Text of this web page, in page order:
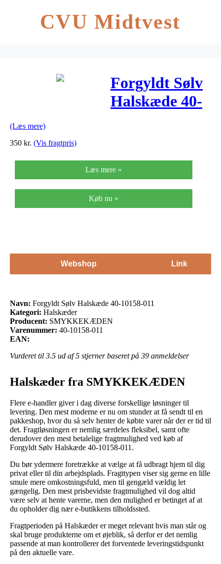
CVU Midtvest
Forgyldt Sølv
Halskæde 40-
(Læs mere)
350 kr. (Vis fragtpris)
Læs mere »
Køb nu »
Webshop Link
Navn: Forgyldt Sølv Halskæde 40-10158-011
Kategori: Halskæder
Producent: SMYKKEKÆDEN
Varenummer: 40-10158-011
EAN:
Vurderet til 3.5 ud af 5 stjerner baseret på 39 anmeldelser
Halskæder fra SMYKKEKÆDEN
Flere e-handler giver i dag diverse forskellige løsninger til
levering. Den mest moderne er nu om stunder at få sendt til en
pakkeshop, hvor du så selv henter de købte varer når der er tid til
det. Fragtløsningen er nemlig særdeles fleksibel, samt ofte
derudover den mest betalelige fragtmulighed ved køb af
Forgyldt Sølv Halskæde 40-10158-011.
Du bør ydermere foretrække at vælge at få udbragt hjem til dig
privat eller til din arbejdsplads. Fragttypen viser sig gerne en lille
smule mere omkostningsfuld, men til gengæld vældig let
gængelig. Den mest prisbevidste fragtmulighed vil dog altid
være selv at hente varerne, men den mulighed er betinget af at
du opholder dig nær e-butikkens tilholdssted.
Fragtperioden på Halskæder er meget relevant hvis man står og
skal bruge produkterne om et øjeblik, så derfor er det nemlig
passende at man kontrollerer det forventede leveringstidspunkt
på den aktuelle vare.